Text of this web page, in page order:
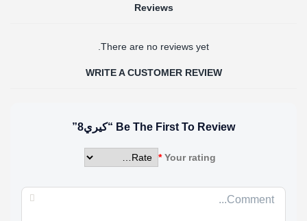
Reviews
There are no reviews yet.
WRITE A CUSTOMER REVIEW
Be The First To Review “كيري8”
Your rating
*